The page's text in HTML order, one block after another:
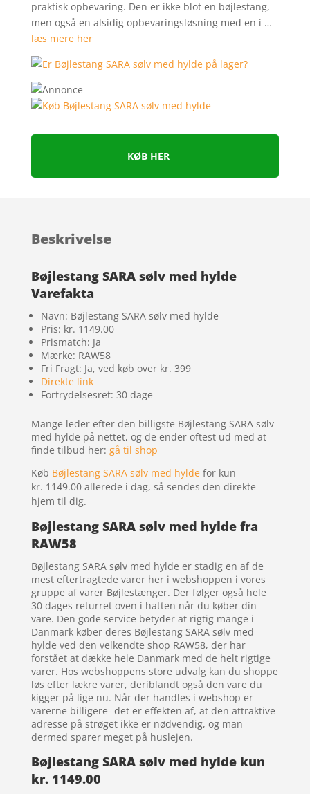
praktisk opbevaring. Den er ikke blot en bøjlestang,
men også en alsidig opbevaringsløsning med en i …
læs mere her
KØB HER
Beskrivelse
Bøjlestang SARA sølv med hylde
Varefakta
Navn: Bøjlestang SARA sølv med hylde
Pris: kr. 1149.00
Prismatch: Ja
Mærke: RAW58
Fri Fragt: Ja, ved køb over kr. 399
Direkte link
Fortrydelsesret: 30 dage
Mange leder efter den billigste Bøjlestang SARA sølv
med hylde på nettet, og de ender oftest ud med at
finde tilbud her: gå til shop
Køb Bøjlestang SARA sølv med hyldefor kun
kr. 1149.00 allerede i dag, så sendes den direkte
hjem til dig.
Bøjlestang SARA sølv med hylde fra
RAW58
Bøjlestang SARA sølv med hylde er stadig en af de
mest eftertragtede varer her i webshoppen i vores
gruppe af varer Bøjlestænger. Der følger også hele
30 dages returret oven i hatten når du køber din
vare. Den gode service betyder at rigtig mange i
Danmark køber deres Bøjlestang SARA sølv med
hylde ved den velkendte shop RAW58, der har
forstået at dække hele Danmark med de helt rigtige
varer. Hos webshoppens store udvalg kan du shoppe
løs efter lækre varer, deriblandt også den vare du
kigger på lige nu. Når der handles i webshop er
varerne billigere- det er effekten af, at den attraktive
adresse på strøget ikke er nødvendig, og man
dermed sparer meget på huslejen.
Bøjlestang SARA sølv med hylde kun
kr. 1149.00